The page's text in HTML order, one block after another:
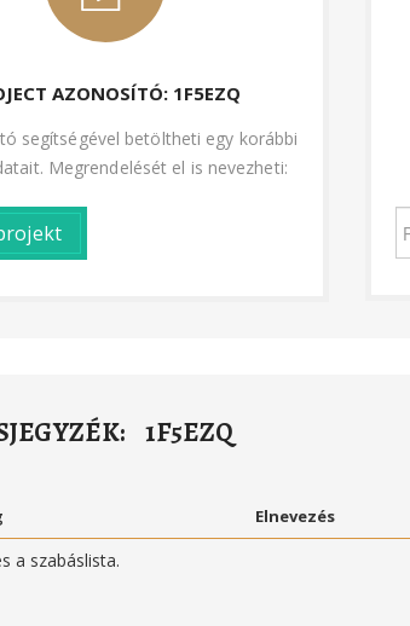
AZONOSÍTÓ: 1F5EZQ
segítségével betöltheti egy korábbi
Megrendelését el is nevezheti:
1F5EZQ
Elnevezés
a szabáslista.